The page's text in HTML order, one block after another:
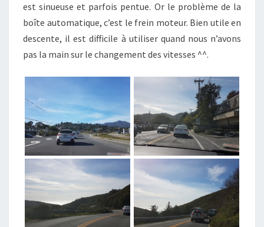
est sinueuse et parfois pentue. Or le problème de la
boîte automatique, c’est le frein moteur. Bien utile en
descente, il est difficile à utiliser quand nous n’avons
pas la main sur le changement des vitesses ^^.